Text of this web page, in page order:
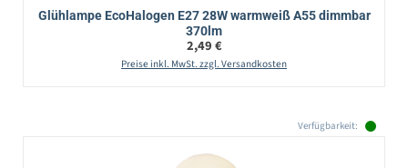
Glühlampe EcoHalogen E27 28W warmweiß A55 dimmbar
370lm
Regulärer Preis:
2,49 €
Preise inkl. MwSt. zzgl. Versandkosten
Verfügbarkeit: